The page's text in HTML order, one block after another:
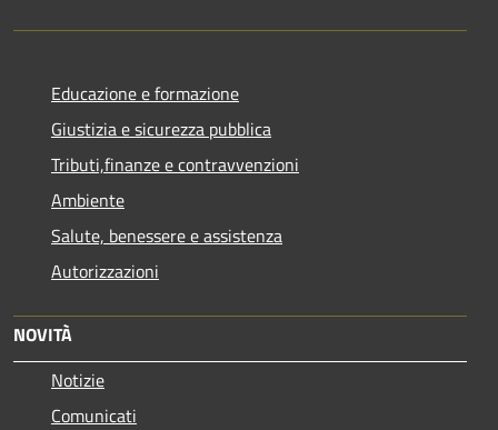
Educazione e formazione
Giustizia e sicurezza pubblica
Tributi,finanze e contravvenzioni
Ambiente
Salute, benessere e assistenza
Autorizzazioni
NOVITÀ
Notizie
Comunicati